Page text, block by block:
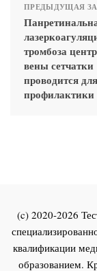
ПРЕДЫДУЩАЯ
тромбоза
вены сетчатки
проводится для
профилактики
(c) 2020-2026
квалификации
образованием.